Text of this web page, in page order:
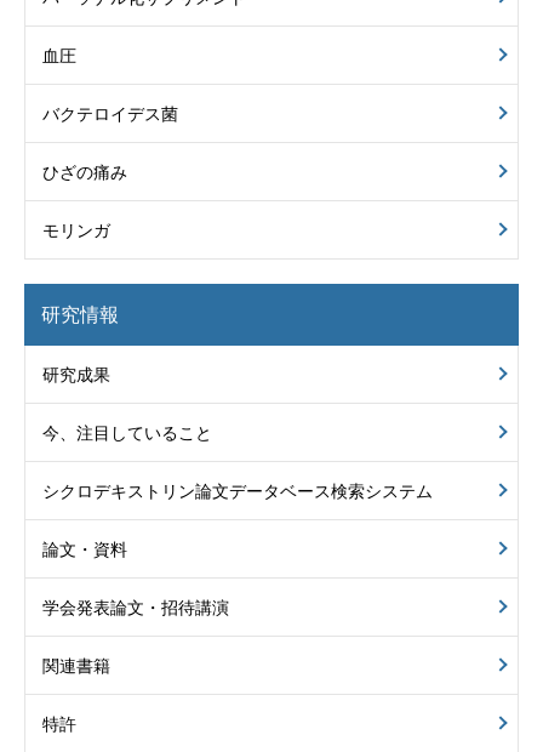
血圧
バクテロイデス菌
ひざの痛み
モリンガ
研究情報
研究成果
今、注目していること
シクロデキストリン論文データベース検索システム
論文・資料
学会発表論文・招待講演
関連書籍
特許